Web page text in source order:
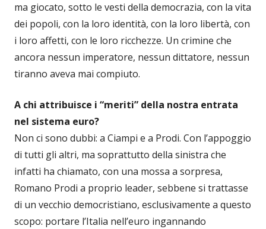
ma giocato, sotto le vesti della democrazia, con la vita
dei popoli, con la loro identità, con la loro libertà, con
i loro affetti, con le loro ricchezze. Un crimine che
ancora nessun imperatore, nessun dittatore, nessun
tiranno aveva mai compiuto.
A chi attribuisce i “meriti” della nostra entrata
nel sistema euro?
Non ci sono dubbi: a Ciampi e a Prodi. Con l’appoggio
di tutti gli altri, ma soprattutto della sinistra che
infatti ha chiamato, con una mossa a sorpresa,
Romano Prodi a proprio leader, sebbene si trattasse
di un vecchio democristiano, esclusivamente a questo
scopo: portare l’Italia nell’euro ingannando